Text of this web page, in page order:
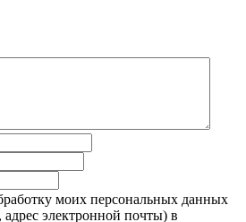
моих персональных данных
электронной почты) в